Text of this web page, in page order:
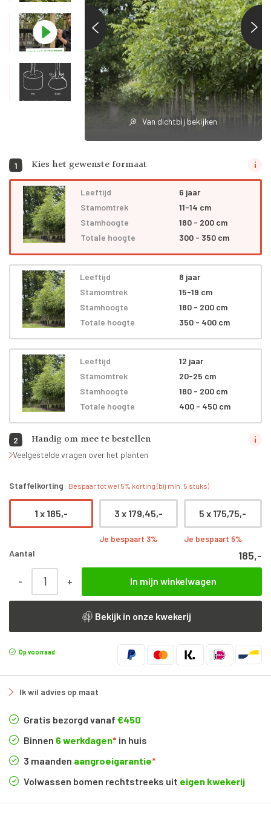
Van dichtbij bekijken
1 Kies het gewenste formaat
Leeftijd
6 jaar
Stamomtrek
11-14 cm
Stamhoogte
180 - 200 cm
Totale hoogte
300 - 350 cm
Leeftijd
8 jaar
Stamomtrek
15-19 cm
Stamhoogte
180 - 200 cm
Totale hoogte
350 - 400 cm
Leeftijd
12 jaar
Stamomtrek
20-25 cm
Stamhoogte
180 - 200 cm
Totale hoogte
400 - 450 cm
2 Handig om mee te bestellen
Veelgestelde vragen over het planten
Staffelkorting Bespaar tot wel 5% korting (bij min. 5 stuks)
1 x 185,- 3 x 179,45,-
Je bespaart 3%
5 x 175,75,-
Je bespaart 5%
Aantal 185,-
- + In mijn winkelwagen
Bekijk in onze kwekerij
Op voorraad
Ik wil advies op maat
Gratis bezorgd vanaf €450
Binnen 6 werkdagen* in huis
3 maanden aangroeigarantie*
Volwassen bomen rechtstreeks uit eigen kwekerij